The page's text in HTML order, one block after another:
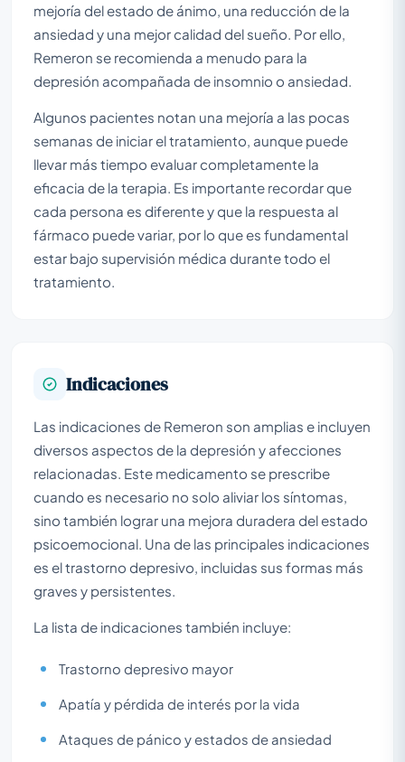
mejoría del estado de ánimo, una reducción de la
ansiedad y una mejor calidad del sueño. Por ello,
Remeron se recomienda a menudo para la
depresión acompañada de insomnio o ansiedad.
Algunos pacientes notan una mejoría a las pocas
semanas de iniciar el tratamiento, aunque puede
llevar más tiempo evaluar completamente la
eficacia de la terapia. Es importante recordar que
cada persona es diferente y que la respuesta al
fármaco puede variar, por lo que es fundamental
estar bajo supervisión médica durante todo el
tratamiento.
Indicaciones
Las indicaciones de Remeron son amplias e incluyen
diversos aspectos de la depresión y afecciones
relacionadas. Este medicamento se prescribe
cuando es necesario no solo aliviar los síntomas,
sino también lograr una mejora duradera del estado
psicoemocional. Una de las principales indicaciones
es el trastorno depresivo, incluidas sus formas más
graves y persistentes.
La lista de indicaciones también incluye:
Trastorno depresivo mayor
Apatía y pérdida de interés por la vida
Ataques de pánico y estados de ansiedad